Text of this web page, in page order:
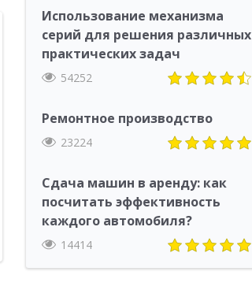
Использование механизма
серий для решения различных
практических задач
54252
Ремонтное производство
23224
Сдача машин в аренду: как
посчитать эффективность
каждого автомобиля?
14414